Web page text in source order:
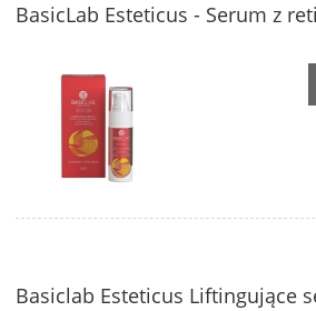
BasicLab Esteticus - Serum z
Basiclab Esteticus Liftingujące